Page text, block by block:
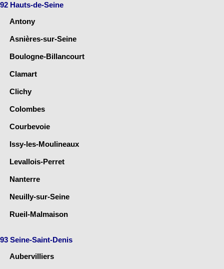
92 Hauts-de-Seine
Antony
Asnières-sur-Seine
Boulogne-Billancourt
Clamart
Clichy
Colombes
Courbevoie
Issy-les-Moulineaux
Levallois-Perret
Nanterre
Neuilly-sur-Seine
Rueil-Malmaison
93 Seine-Saint-Denis
Aubervilliers